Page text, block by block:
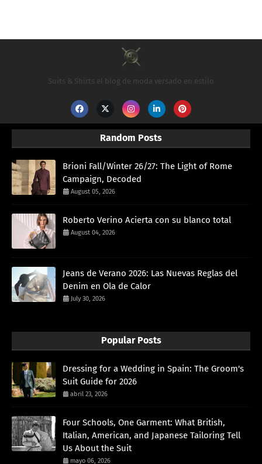
Suits & Shirts el blog de moda versado en estilo
Random Posts
Brioni Fall/Winter 26/27: The Light of Rome
Campaign, Decoded
August 05, 2026
Roberto Verino Acierta con su blanco total
August 04, 2026
Jeans de Verano 2026: Las Nuevas Reglas del
Denim en Ola de Calor
July 30, 2026
Popular Posts
Dressing for a Wedding in Spain: The Groom's
Suit Guide for 2026
abril 23, 2026
Four Schools, One Garment: What British,
Italian, American, and Japanese Tailoring Tell
Us About the Suit
mayo 06, 2026